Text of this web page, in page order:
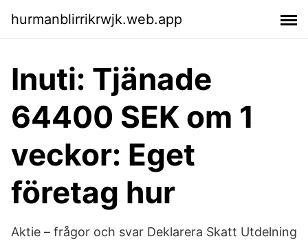
hurmanblirrikrwjk.web.app
Inuti: Tjänade
64400 SEK om 1
veckor: Eget
företag hur
Aktie – frågor och svar Deklarera Skatt Utdelning